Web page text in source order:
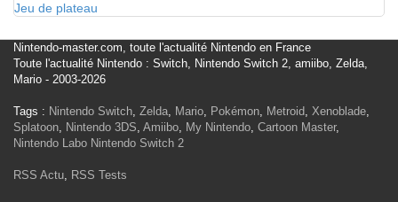
Jeu de plateau
Nintendo-master.com, toute l'actualité Nintendo en France
Toute l'actualité Nintendo : Switch, Nintendo Switch 2, amiibo, Zelda,
Mario - 2003-2026
Tags : Nintendo Switch, Zelda, Mario, Pokémon, Metroid, Xenoblade,
Splatoon, Nintendo 3DS, Amiibo, My Nintendo, Cartoon Master,
Nintendo Labo Nintendo Switch 2
RSS Actu, RSS Tests